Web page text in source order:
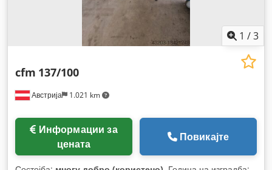
1 /3
Австрија 1.021 km
cfm 137/100
цената
Повикајте